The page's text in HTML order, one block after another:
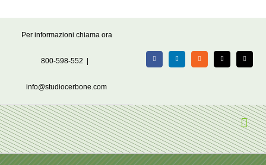
Per informazioni chiama ora
800-598-552
info@studiocerbone.com
FacebookLinkedIn Rss X Email